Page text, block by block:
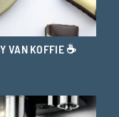
VAN KOFFIE ☕